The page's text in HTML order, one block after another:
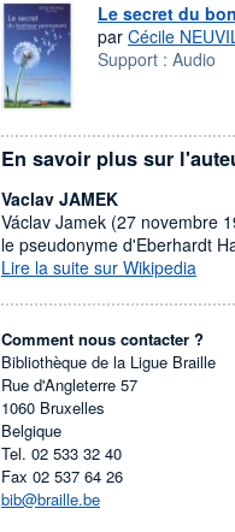
Le secret du
par Cécile
Support : Audio
En savoir plus sur
Vaclav JAMEK
Václav Jamek (27 novembre
le pseudonyme d'Eberhardt
Lire la suite sur Wikipedia
Comment nous contacter ?
Bibliothèque de la Ligue Braille
Rue d'Angleterre 57
1060 Bruxelles
Belgique
Tel. 02 533 32 40
Fax 02 537 64 26
bib@braille.be